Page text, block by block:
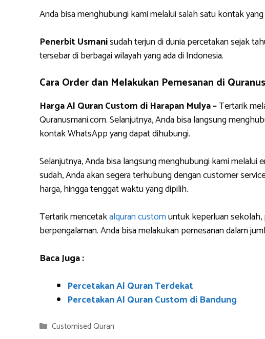
Anda bisa menghubungi kami melalui salah satu kontak
Penerbit Usmanisudah terjun di dunia percetakan sejak
tersebar di berbagai wilayah yang ada di Indonesia.
Cara Order dan Melakukan Pemesanan di
Harga Al Quran Custom di Harapan Mulya –Tertarik
Quranusmani.com. Selanjutnya, Anda bisa langsung
kontak WhatsApp yang dapat dihubungi.
Selanjutnya, Anda bisa langsung menghubungi kami
sudah, Anda akan segera terhubung dengan customer
harga, hingga tenggat waktu yang dipilih.
Tertarik mencetakalquran customuntuk keperluan sekolah,
berpengalaman. Anda bisa melakukan pemesanan dalam
Baca Juga :
Percetakan Al Quran Terdekat
Percetakan Al Quran Custom di Bandung
Categories
Customised Quran